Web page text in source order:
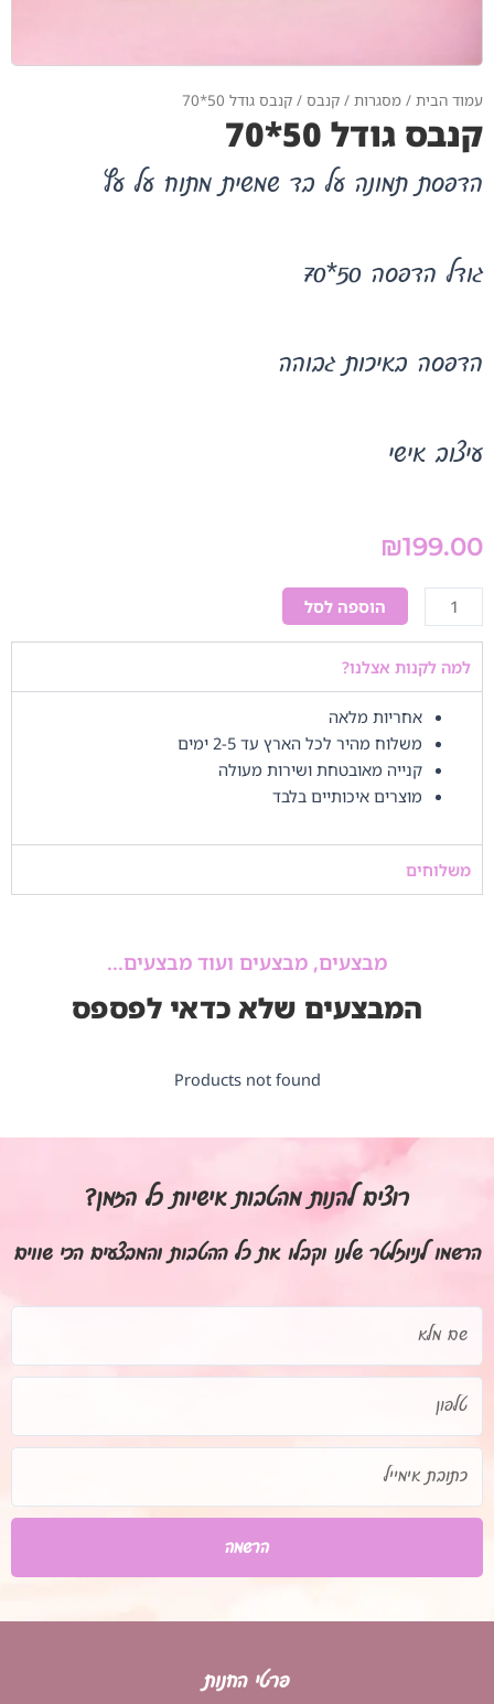
עמוד הבית / מסגרות / קנבס / קנבס גודל 50*70
קנבס גודל 50*70
הדפסת תמונה על בד שמשית מתוח על עץ
גודל הדפסה 50*70
הדפסה באיכות גבוהה
עיצוב אישי
₪199.00
כמות
קנבס
גודל
50*70
הוספה לסל
למה לקנות אצלנו?
אחריות מלאה
משלוח מהיר לכל הארץ עד 2-5 ימים
קנייה מאובטחת ושירות מעולה
מוצרים איכותיים בלבד
משלוחים
מבצעים, מבצעים ועוד מבצעים...
המבצעים שלא כדאי לפספס
Products not found
רוצים להנות מהטבות אישיות כל הזמן?
הרשמו לניוזלטר שלנו וקבלו את כל ההטבות והמבצעים הכי שווים
מלא
אימייל
הרשמה
פרטי החנות